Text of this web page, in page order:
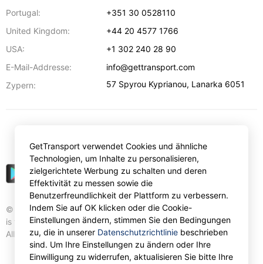
Portugal:
+351 30 0528110
United Kingdom:
+44 20 4577 1766
USA:
+1 302 240 28 90
E-Mail-Addresse:
info@gettransport.com
Zypern:
57 Spyrou Kyprianou, Lanarka 6051
© Gettransport International Limited. GetTransport®
is trademark of Gettransport International Limited.
All rights reserved.
GetTransport verwendet Cookies und ähnliche
Technologien, um Inhalte zu personalisieren,
zielgerichtete Werbung zu schalten und deren
Effektivität zu messen sowie die
Benutzerfreundlichkeit der Plattform zu verbessern.
Indem Sie auf OK klicken oder die Cookie-
Einstellungen ändern, stimmen Sie den Bedingungen
zu, die in unserer Datenschutzrichtlinie beschrieben
sind. Um Ihre Einstellungen zu ändern oder Ihre
Einwilligung zu widerrufen, aktualisieren Sie bitte Ihre